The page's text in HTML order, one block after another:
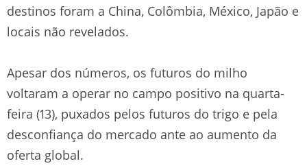
destinos foram a China, Colômbia, México, Japão e
locais não revelados.
Apesar dos números, os futuros do milho
voltaram a operar no campo positivo na quarta-
feira (13), puxados pelos futuros do trigo e pela
desconfiança do mercado ante ao aumento da
oferta global.